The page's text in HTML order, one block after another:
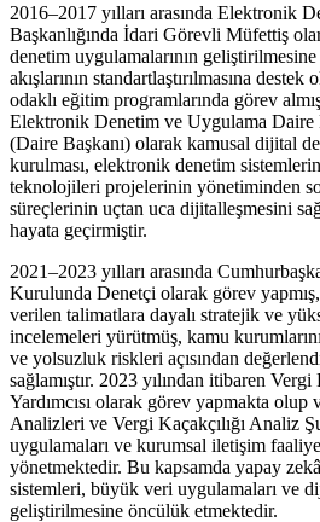
2016–2017 yılları arasında Elektronik
Başkanlığında İdari Görevli Müfettiş
denetim uygulamalarının
akışlarının standartlaştırılmasına
odaklı eğitim programlarında görev
Elektronik Denetim ve Uygulama Daire
(Daire Başkanı) olarak kamusal dijital
kurulması, elektronik denetim
teknolojileri projelerinin yönetiminden
süreçlerinin uçtan uca dijitalleşmesini
hayata geçirmiştir.
2021–2023 yılları arasında
Kurulunda Denetçi olarak görev
verilen talimatlara dayalı stratejik ve
incelemeleri yürütmüş, kamu
ve yolsuzluk riskleri açısından
sağlamıştır. 2023 yılından itibaren
Yardımcısı olarak görev yapmakta
Analizleri ve Vergi Kaçakçılığı Analiz
uygulamaları ve kurumsal iletişim
yönetmektedir. Bu kapsamda yapay
sistemleri, büyük veri uygulamaları ve
geliştirilmesine öncülük etmektedir.